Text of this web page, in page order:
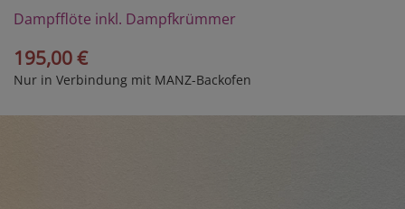
Dampfflöte inkl. Dampfkrümmer
195,00 €
Nur in Verbindung mit MANZ-Backofen